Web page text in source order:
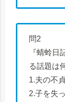
問2
『蜻蛉日
る話題は
1.夫の不
2.子を失